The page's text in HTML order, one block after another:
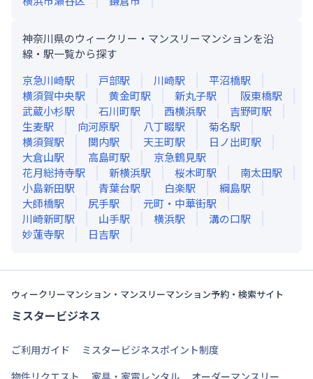
神奈川県のウィークリー・マンスリーマンションを沿
線・駅一覧から探す
京急川崎駅 戸部駅 川崎駅 平沼橋駅
横須賀中央駅 黄金町駅 新丸子駅 阪東橋駅
武蔵小杉駅 石川町駅 西横浜駅 吉野町駅
生麦駅 向河原駅 八丁畷駅 菊名駅
横須賀駅 関内駅 天王町駅 日ノ出町駅
大倉山駅 高島町駅 京急鶴見駅
花月総持寺駅 新横浜駅 桜木町駅 南太田駅
小島新田駅 青葉台駅 白楽駅 綱島駅
大師橋駅 尻手駅 元町・中華街駅
川崎新町駅 山手駅 横浜駅 溝の口駅
妙蓮寺駅 日吉駅
ウィークリーマンション・マンスリーマンション予約・検索サイト
ミスタービジネス
ご利用ガイド
ミスタービジネスポイント制度